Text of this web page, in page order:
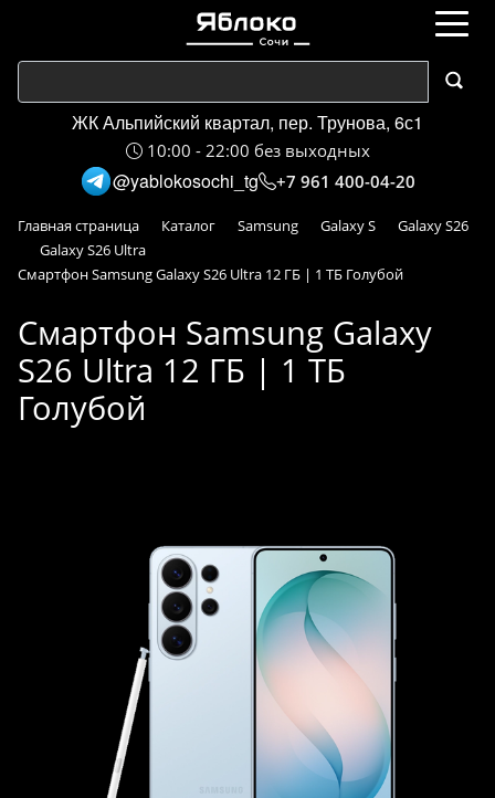
ЖК Альпийский квартал, пер. Трунова, 6с1
10:00 - 22:00 без выходных
@yablokosochi_tg +7 961 400-04-20
Главная страница Каталог Samsung Galaxy S
Galaxy S26
Galaxy S26 Ultra
Смартфон Samsung Galaxy S26 Ultra 12 ГБ | 1 ТБ Голубой
Смартфон Samsung Galaxy
S26 Ultra 12 ГБ | 1 ТБ
Голубой